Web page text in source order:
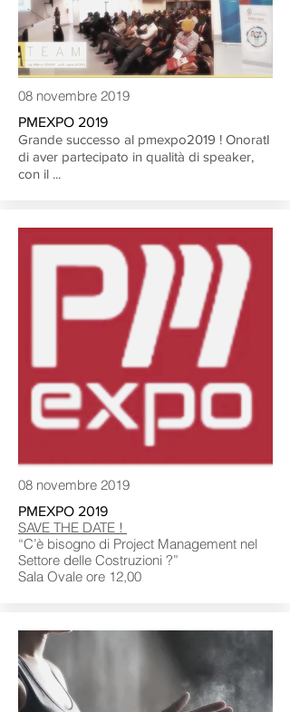
08 novembre 2019
PMEXPO 2019
Grande successo al pmexpo2019 ! OnoratI
di aver partecipato in qualità di speaker,
con il ...
08 novembre 2019
PMEXPO 2019
SAVE THE DATE !
“C’è bisogno di Project Management nel
Settore delle Costruzioni ?”
Sala Ovale ore 12,00